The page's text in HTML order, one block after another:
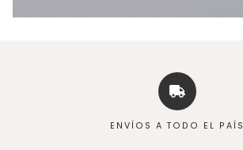
ENVÍOS A TODO EL PAÍS